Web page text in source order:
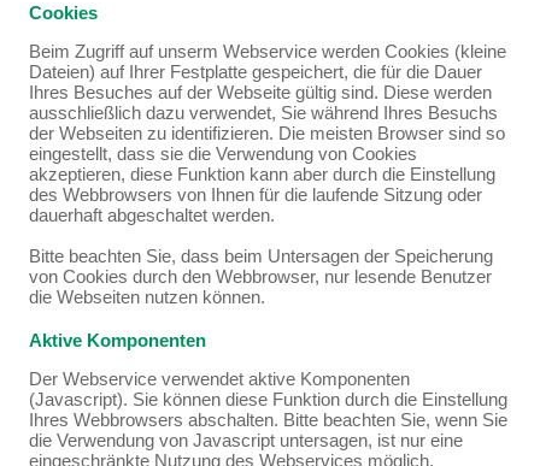
Cookies
Beim Zugriff auf unserm Webservice werden Cookies (kleine
Dateien) auf Ihrer Festplatte gespeichert, die für die Dauer
Ihres Besuches auf der Webseite gültig sind. Diese werden
ausschließlich dazu verwendet, Sie während Ihres Besuchs
der Webseiten zu identifizieren. Die meisten Browser sind so
eingestellt, dass sie die Verwendung von Cookies
akzeptieren, diese Funktion kann aber durch die Einstellung
des Webbrowsers von Ihnen für die laufende Sitzung oder
dauerhaft abgeschaltet werden.
Bitte beachten Sie, dass beim Untersagen der Speicherung
von Cookies durch den Webbrowser, nur lesende Benutzer
die Webseiten nutzen können.
Aktive Komponenten
Der Webservice verwendet aktive Komponenten
(Javascript). Sie können diese Funktion durch die Einstellung
Ihres Webbrowsers abschalten. Bitte beachten Sie, wenn Sie
die Verwendung von Javascript untersagen, ist nur eine
eingeschränkte Nutzung des Webservices möglich.